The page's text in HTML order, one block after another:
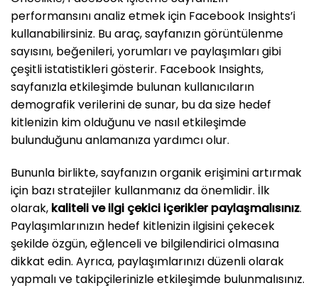
performansını analiz etmek için Facebook Insights’i
kullanabilirsiniz. Bu araç, sayfanızın görüntülenme
sayısını, beğenileri, yorumları ve paylaşımları gibi
çeşitli istatistikleri gösterir. Facebook Insights,
sayfanızla etkileşimde bulunan kullanıcıların
demografik verilerini de sunar, bu da size hedef
kitlenizin kim olduğunu ve nasıl etkileşimde
bulunduğunu anlamanıza yardımcı olur.
Bununla birlikte, sayfanızın organik erişimini artırmak
için bazı stratejiler kullanmanız da önemlidir. İlk
olarak, kaliteli ve ilgi çekici içerikler paylaşmalısınız.
Paylaşımlarınızın hedef kitlenizin ilgisini çekecek
şekilde özgün, eğlenceli ve bilgilendirici olmasına
dikkat edin. Ayrıca, paylaşımlarınızı düzenli olarak
yapmalı ve takipçilerinizle etkileşimde bulunmalısınız.